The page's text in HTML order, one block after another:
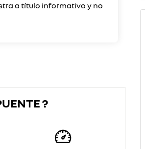
a título informativo y no
?